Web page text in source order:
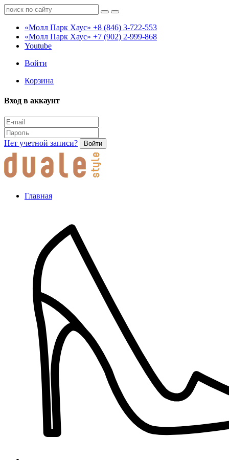
«Молл Парк Хаус» +8 (846) 3-722-553
«Молл Парк Хаус» +7 (902) 2-999-868
Youtube
Войти
Корзина
Вход в аккаунт
Нет учетной записи? Войти
Главная